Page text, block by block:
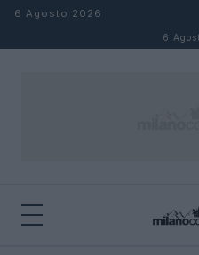
Salta al contenuto
6 Agosto 2026
6